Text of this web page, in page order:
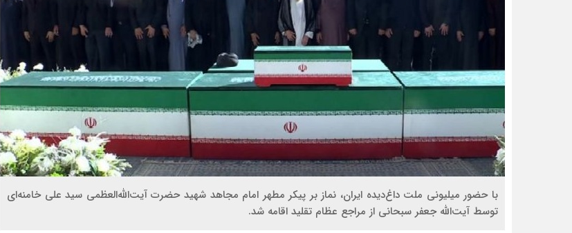
با حضور میلیونی ملت داغ‌دیده ایران، نماز بر پیکر مطهر امام مجاهد شهید حضرت آیت‌الله‌العظمی سید علی خامنه‌ای
توسط آیت‌الله جعفر سبحانی از مراجع عظام تقلید اقامه شد.